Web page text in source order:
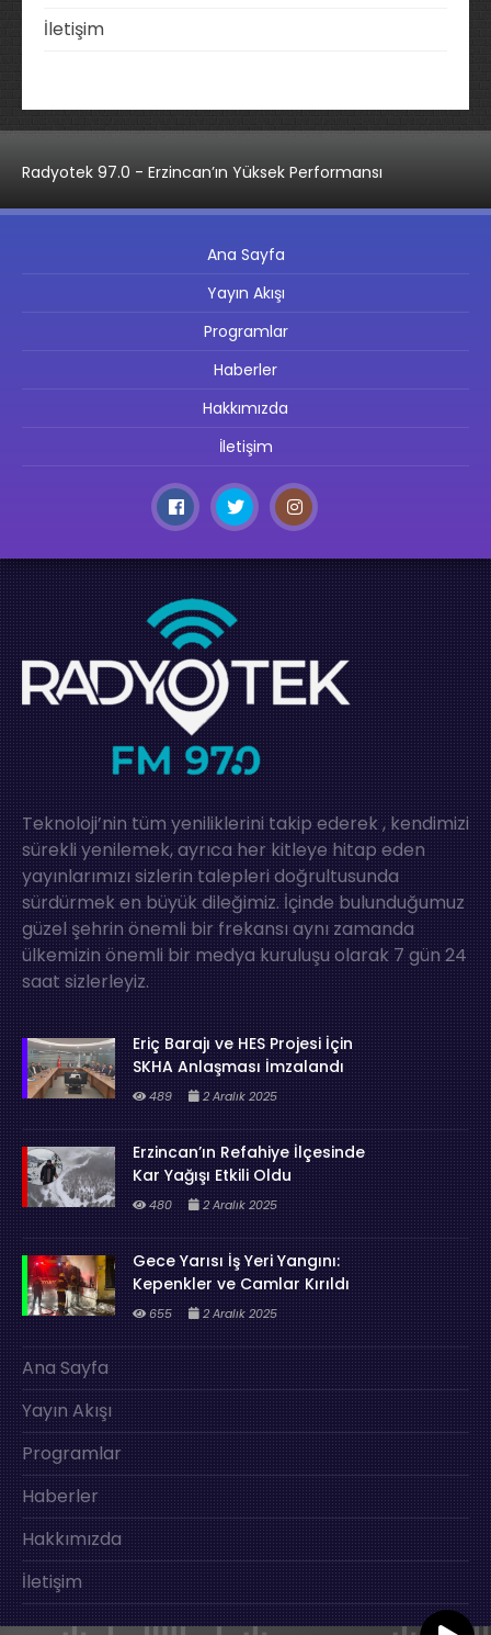
İletişim
Radyotek 97.0 - Erzincan’ın Yüksek Performansı
Ana Sayfa
Yayın Akışı
Programlar
Haberler
Hakkımızda
İletişim
Teknoloji’nin tüm yeniliklerini takip ederek , kendimizi
sürekli yenilemek, ayrıca her kitleye hitap eden
yayınlarımızı sizlerin talepleri doğrultusunda
sürdürmek en büyük dileğimiz. İçinde bulunduğumuz
güzel şehrin önemli bir frekansı aynı zamanda
ülkemizin önemli bir medya kuruluşu olarak 7 gün 24
saat sizlerleyiz.
Eriç Barajı ve HES Projesi İçin
SKHA Anlaşması İmzalandı
489 2 Aralık 2025
Erzincan’ın Refahiye İlçesinde
Kar Yağışı Etkili Oldu
480 2 Aralık 2025
Gece Yarısı İş Yeri Yangını:
Kepenkler ve Camlar Kırıldı
655 2 Aralık 2025
Ana Sayfa
Yayın Akışı
Programlar
Haberler
Hakkımızda
İletişim